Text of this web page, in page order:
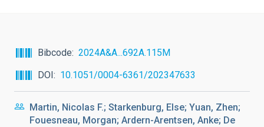
Bibcode
2024A&A...692A.115M
DOI
10.1051/0004-6361/202347633
Martin, Nicolas F.; Starkenburg, Else; Yuan, Zhen;
Fouesneau, Morgan; Ardern-Arentsen, Anke; De